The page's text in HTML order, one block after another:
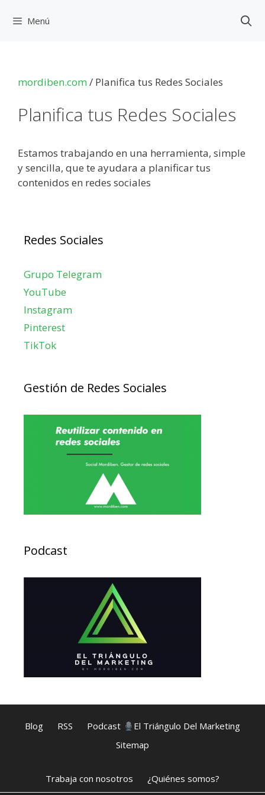
Menú
mordiben.com / Planifica tus Redes Sociales
Planifica tus Redes Sociales
Estamos trabajando en una herramienta, simple
y sencilla, que te ayudara a planificar tus
contenidos en redes sociales
Redes Sociales
Grupo Telegram
YouTube
Instagram
Pinterest
TikTok
Gestión de Redes Sociales
Podcast
Blog RSS Podcast
El Triángulo Del Marketing
Sitemap
Trabaja con nosotros ¿Quiénes somos?